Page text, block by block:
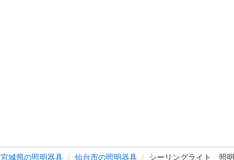
宮城県の照明器具 仙台市の照明器具 シーリングライト 照明